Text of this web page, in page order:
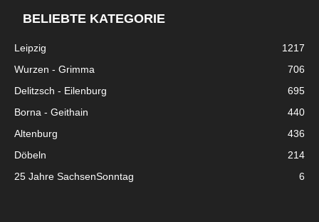
BELIEBTE KATEGORIE
Leipzig
1217
Wurzen - Grimma
706
Delitzsch - Eilenburg
695
Borna - Geithain
440
Altenburg
436
Döbeln
214
25 Jahre SachsenSonntag
6